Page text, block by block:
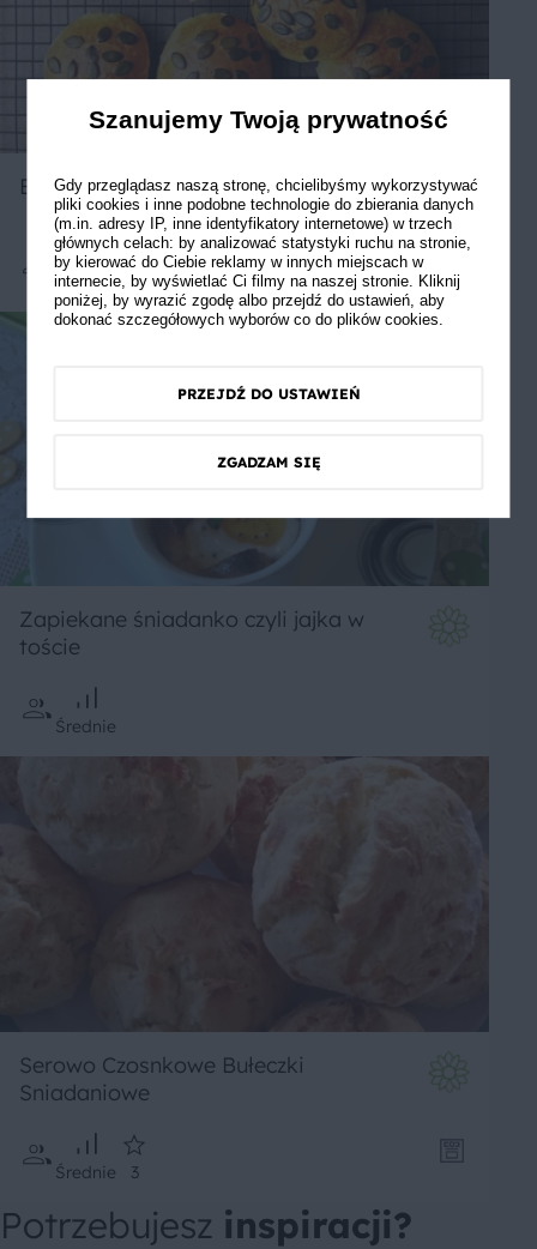
Bułki dyniowe
Średnie3.67
Zapiekane śniadanko czyli jajka w
toście
Średnie
Serowo Czosnkowe Bułeczki
Sniadaniowe
Średnie 3
Potrzebujesz inspiracji?
Szanujemy Twoją prywatność
Gdy przeglądasz naszą stronę, chcielibyśmy wykorzystywać
pliki cookies i inne podobne technologie do zbierania danych
(m.in. adresy IP, inne identyfikatory internetowe) w trzech
głównych celach: by analizować statystyki ruchu na stronie,
by kierować do Ciebie reklamy w innych miejscach w
internecie, by wyświetlać Ci filmy na naszej stronie. Kliknij
poniżej, by wyrazić zgodę albo przejdź do ustawień, aby
dokonać szczegółowych wyborów co do plików cookies.
PRZEJDŹ DO USTAWIEŃ
ZGADZAM SIĘ